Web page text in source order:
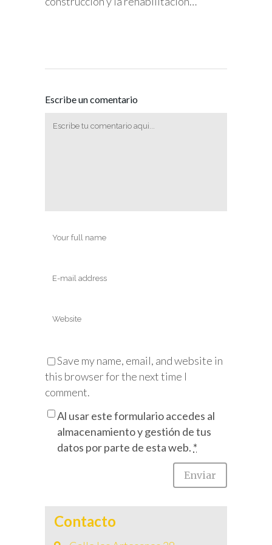
Escribe un comentario
Save my name, email, and website in
this browser for the next time I
comment.
Al usar este formulario accedes al
almacenamiento y gestión de tus
datos por parte de esta web. *
Contacto